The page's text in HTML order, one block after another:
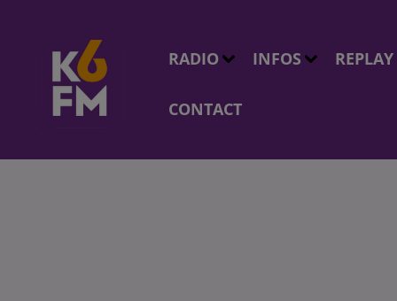
RADIO INFOS REPLAY
CONTACT